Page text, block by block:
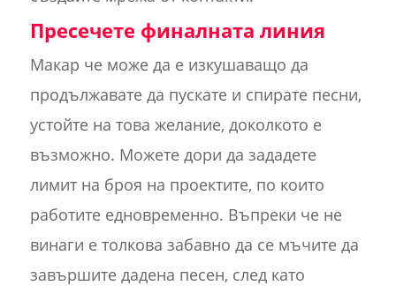
Пресечете финалната линия
Макар че може да е изкушаващо да
продължавате да пускате и спирате песни,
устойте на това желание, доколкото е
възможно. Можете дори да зададете
лимит на броя на проектите, по които
работите едновременно. Въпреки че не
винаги е толкова забавно да се мъчите да
завършите дадена песен, след като